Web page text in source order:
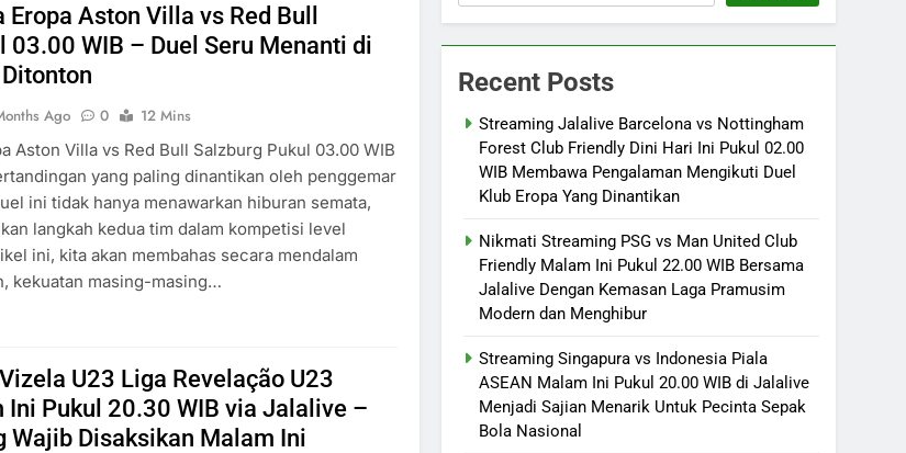
Aston Villa vs Red Bull
03.00 WIB – Duel Seru Menanti di
Ago 0
12 Mins
Aston Villa vs Red Bull Salzburg Pukul 03.00 WIB
yang paling dinantikan oleh penggemar
ini tidak hanya menawarkan hiburan semata,
langkah kedua tim dalam kompetisi level
ini, kita akan membahas secara mendalam
kekuatan masing-masing…
U23 Liga Revelação U23
Ini Pukul 20.30 WIB via Jalalive –
Wajib Disaksikan Malam Ini
Recent Posts
Streaming Jalalive Barcelona vs Nottingham
Forest Club Friendly Dini Hari Ini Pukul 02.00
WIB Membawa Pengalaman Mengikuti Duel
Klub Eropa Yang Dinantikan
Nikmati Streaming PSG vs Man United Club
Friendly Malam Ini Pukul 22.00 WIB Bersama
Jalalive Dengan Kemasan Laga Pramusim
Modern dan Menghibur
Streaming Singapura vs Indonesia Piala
ASEAN Malam Ini Pukul 20.00 WIB di Jalalive
Menjadi Sajian Menarik Untuk Pecinta Sepak
Bola Nasional